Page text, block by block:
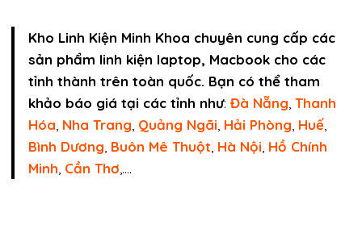
Kho Linh Kiện Minh Khoa chuyên cung cấp các
sản phẩm linh kiện laptop, Macbook cho các
tỉnh thành trên toàn quốc. Bạn có thể tham
khảo báo giá tại các tỉnh như: Đà Nẵng Thanh
Hóa Nha Trang Quảng Ngãi Hải Phòng Huế
Bình Dương Buôn Mê Thuột Hà Nội Hồ Chính
Minh Cần Thơ ,….